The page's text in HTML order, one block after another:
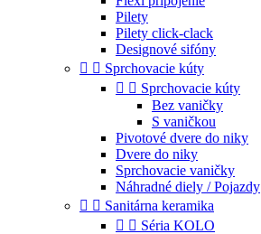
Pilety
Pilety click-clack
Designové sifóny
  Sprchovacie kúty
  Sprchovacie kúty
Bez vaničky
S vaničkou
Pivotové dvere do niky
Dvere do niky
Sprchovacie vaničky
Náhradné diely / Pojazdy
  Sanitárna keramika
  Séria KOLO